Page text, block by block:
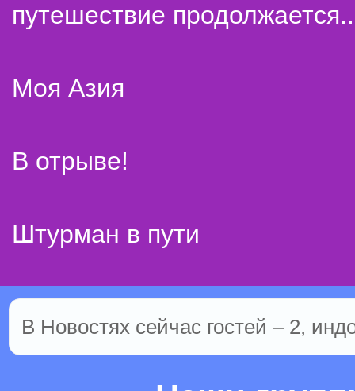
путешествие
Моя Азия
В отрыве!
Штурман в пути
В Новостях сейчас гостей – 2,